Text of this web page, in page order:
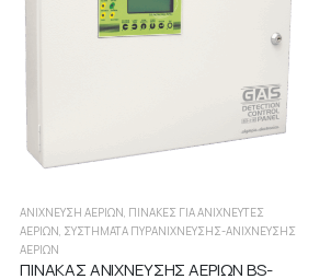
ΑΝΊΧΝΕΥΣΗ ΑΕΡΊΩΝ ΠΊΝΑΚΕΣ ΓΙΑ ΑΝΙΧΝΕΥΤΈΣ
ΑΕΡΊΩΝ ΣΥΣΤΉΜΑΤΑ ΠΥΡΑΝΊΧΝΕΥΣΗΣ-ΑΝΊΧΝΕΥΣΗΣ
ΑΕΡΊΩΝ
ΠΙΝΑΚΑΣ ΑΝΙΧΝΕΥΣΗΣ ΑΕΡΙΩΝ BS-